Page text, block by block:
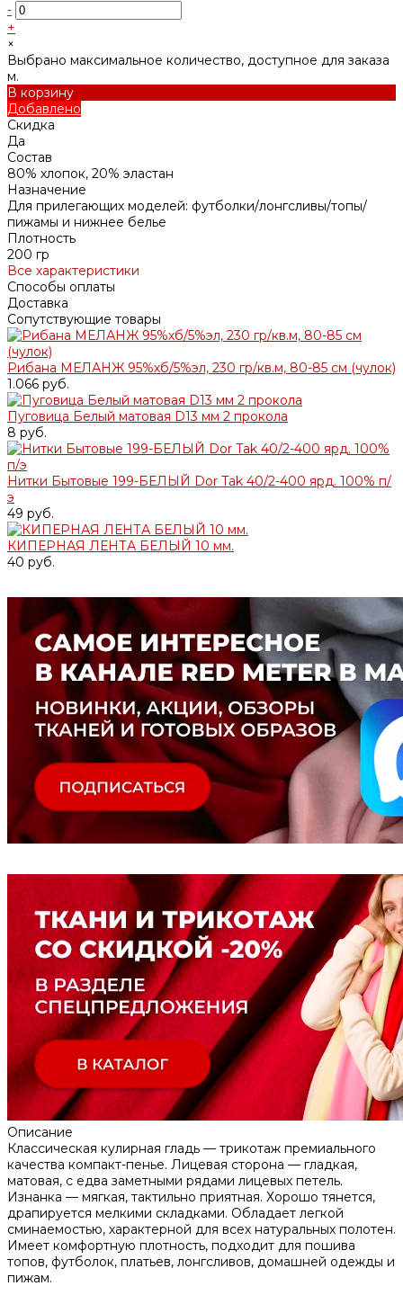
-
+
×
Выбрано максимальное количество, доступное для заказа
м.
В корзину
Добавлено
Скидка
Да
Состав
80% хлопок, 20% эластан
Назначение
Для прилегающих моделей: футболки/лонгсливы/топы/
пижамы и нижнее белье
Плотность
200 гр
Все характеристики
Способы оплаты
Доставка
Сопутствующие товары
Рибана МЕЛАНЖ 95%хб/5%эл, 230 гр/кв.м, 80-85 см (чулок)
1.066 руб.
Пуговица Белый матовая D13 мм 2 прокола
8 руб.
Нитки Бытовые 199-БЕЛЫЙ Dor Tak 40/2-400 ярд. 100% п/
э
49 руб.
КИПЕРНАЯ ЛЕНТА БЕЛЫЙ 10 мм.
40 руб.
Описание
Классическая кулирная гладь — трикотаж премиального
качества компакт-пенье. Лицевая сторона — гладкая,
матовая, с едва заметными рядами лицевых петель.
Изнанка — мягкая, тактильно приятная. Хорошо тянется,
драпируется мелкими складками. Обладает легкой
сминаемостью, характерной для всех натуральных полотен.
Имеет комфортную плотность, подходит для пошива
топов, футболок, платьев, лонгсливов, домашней одежды и
пижам.